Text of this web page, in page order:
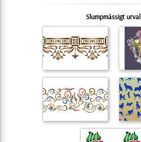
Slumpmässigt urval